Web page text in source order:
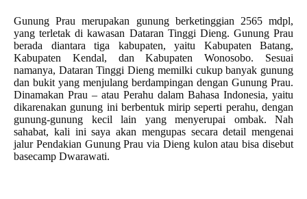
Gunung Prau merupakan gunung berketinggian 2565 mdpl,
yang terletak di kawasan Dataran Tinggi Dieng. Gunung Prau
berada diantara tiga kabupaten, yaitu Kabupaten Batang,
Kabupaten Kendal, dan Kabupaten Wonosobo. Sesuai
namanya, Dataran Tinggi Dieng memilki cukup banyak gunung
dan bukit yang menjulang berdampingan dengan Gunung Prau.
Dinamakan Prau – atau Perahu dalam Bahasa Indonesia, yaitu
dikarenakan gunung ini berbentuk mirip seperti perahu, dengan
gunung-gunung kecil lain yang menyerupai ombak. Nah
sahabat, kali ini saya akan mengupas secara detail mengenai
jalur Pendakian Gunung Prau via Dieng kulon atau bisa disebut
basecamp Dwarawati.